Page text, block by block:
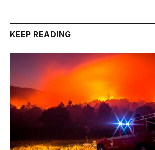
KEEP READING